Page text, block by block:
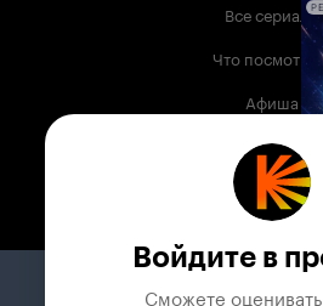
Все сериалы
Что
Афиша
Музыка
Телепрограмма
Служба
Войдите в
Сможете